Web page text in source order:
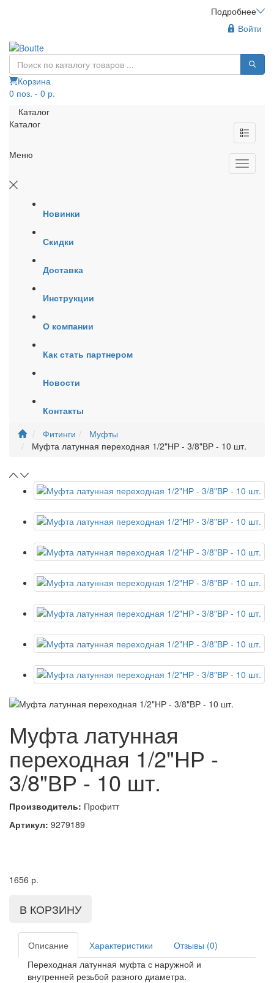
Подробнее
Войти
Корзина
0 поз. - 0 р.
Каталог
Каталог
Меню
Новинки
Скидки
Доставка
Инструкции
О компании
Как стать партнером
Новости
Контакты
Фитинги
Муфты
Муфта латунная переходная 1/2"НР - 3/8"ВР - 10 шт.
Муфта латунная
переходная 1/2"НР -
3/8"ВР - 10 шт.
Производитель: Профитт
Артикул: 9279189
1656 р.
Описание Характеристики
Отзывы (0)
Переходная латунная муфта с наружной и
внутренней резьбой разного диаметра.